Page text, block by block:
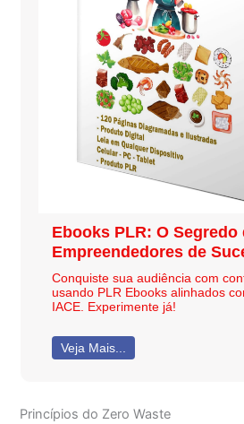
Ebooks PLR: O Segredo
Empreendedores de
Conquiste sua audiência com
usando PLR Ebooks alinhados
IACE. Experimente já!
Veja Mais...
Princípios do Zero Waste